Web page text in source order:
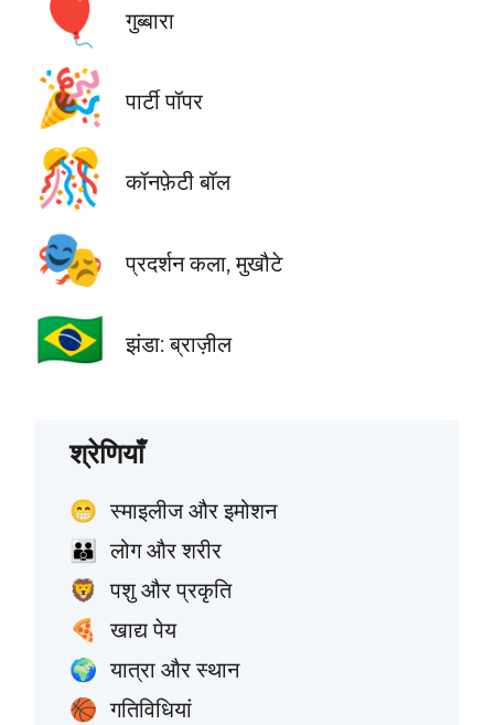
🎈 गुब्बारा
🎉 पार्टी पॉपर
🎊 कॉनफ़ेटी बॉल
🎭 प्रदर्शन कला, मुखौटे
🇧🇷 झंडा: ब्राज़ील
श्रेणियाँ
😁 स्माइलीज और इमोशन
👪 लोग और शरीर
🦁 पशु और प्रकृति
🍕 खाद्य पेय
🌍 यात्रा और स्थान
🏀 गतिविधियां